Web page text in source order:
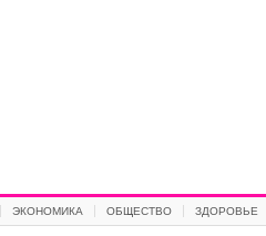
ЭКОНОМИКА ОБЩЕСТВО ЗДОРОВЬЕ